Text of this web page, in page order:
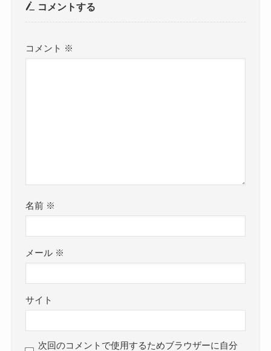
コメントする
コメント ※
名前 ※
メール ※
サイト
次回のコメントで使用するためブラウザーに自分